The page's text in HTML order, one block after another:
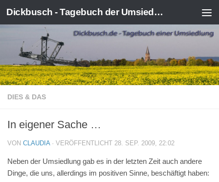
Zum Inhalt springen Dickbusch - Tagebuch der Umsiedlung von Kerpen-Manheim
DIES & DAS
In eigener Sache …
VON CLAUDIA · VERÖFFENTLICHT 28. SEP. 2009, 22:02
Neben der Umsiedlung gab es in der letzten Zeit auch andere
Dinge, die uns, allerdings im positiven Sinne, beschäftigt haben: